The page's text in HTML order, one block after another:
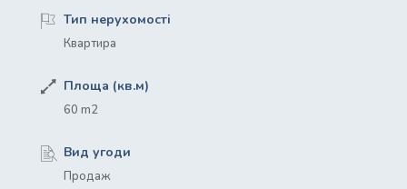
Тип нерухомості
Квартира
Площа (кв.м)
60 m2
Вид угоди
Продаж